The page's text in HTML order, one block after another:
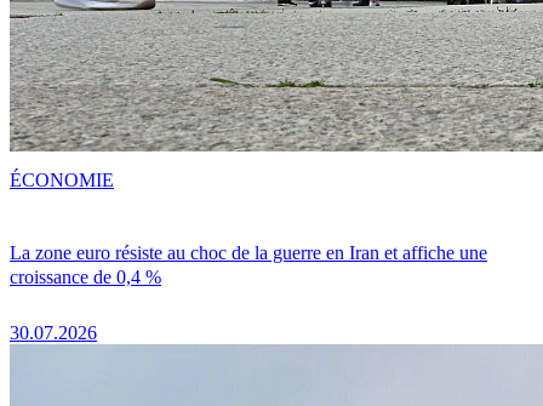
La zone euro résiste au choc de la guerre en Iran et affiche une
croissance de 0,4 %
30.07.2026
ÉCONOMIE